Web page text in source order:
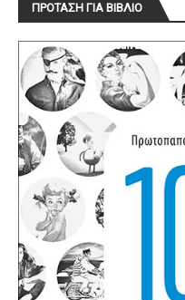
ΠΡΟΤΑΣΗ ΓΙΑ ΒΙΒΛΙΟ